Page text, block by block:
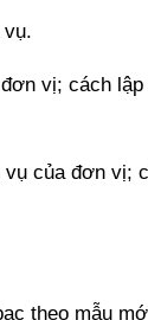
vụ.
vị; cách
của đơn vị;
theo mẫu